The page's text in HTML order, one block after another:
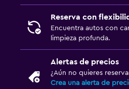
Reserva con
Encuentra autos con
limpieza profunda.
Alertas de precios
¿Aún no quieres
Crea una alerta de